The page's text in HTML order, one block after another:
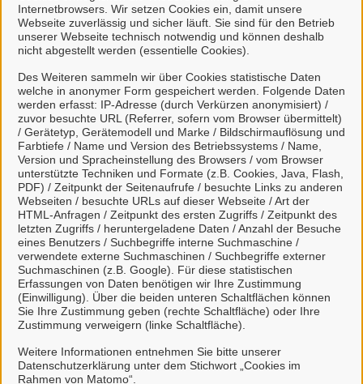
Internetbrowsers. Wir setzen Cookies ein, damit unsere
Webseite zuverlässig und sicher läuft. Sie sind für den Betrieb
unserer Webseite technisch notwendig und können deshalb
nicht abgestellt werden (essentielle Cookies).
Des Weiteren sammeln wir über Cookies statistische Daten
welche in anonymer Form gespeichert werden. Folgende Daten
werden erfasst: IP-Adresse (durch Verkürzen anonymisiert) /
zuvor besuchte URL (Referrer, sofern vom Browser übermittelt)
/ Gerätetyp, Gerätemodell und Marke / Bildschirmauflösung und
Farbtiefe / Name und Version des Betriebssystems / Name,
Version und Spracheinstellung des Browsers / vom Browser
unterstützte Techniken und Formate (z.B. Cookies, Java, Flash,
PDF) / Zeitpunkt der Seitenaufrufe / besuchte Links zu anderen
Webseiten / besuchte URLs auf dieser Webseite / Art der
HTML-Anfragen / Zeitpunkt des ersten Zugriffs / Zeitpunkt des
letzten Zugriffs / heruntergeladene Daten / Anzahl der Besuche
eines Benutzers / Suchbegriffe interne Suchmaschine /
verwendete externe Suchmaschinen / Suchbegriffe externer
Suchmaschinen (z.B. Google). Für diese statistischen
Erfassungen von Daten benötigen wir Ihre Zustimmung
(Einwilligung). Über die beiden unteren Schaltflächen können
Sie Ihre Zustimmung geben (rechte Schaltfläche) oder Ihre
Zustimmung verweigern (linke Schaltfläche).
Weitere Informationen entnehmen Sie bitte unserer
Datenschutzerklärung unter dem Stichwort „Cookies im
Rahmen von Matomo“.
Mein Unternehmenskonto
erstellen oder anmelden
Mein Unternehmenskonto ist ein zentrales Konto zur
Identifizierung von Organisationen, insbesondere:
Juristische Personen,
Vereinigungen, denen ein Recht zustehen
kann
natürliche Personen, die beruflich oder
gewerblich tätig sind.
Eine Nutzung ist aber auch durch Behörden im
Sinne von § 1 Abs. 4 Verwaltungsverfahrensgesetz
(VwVfG) möglich.